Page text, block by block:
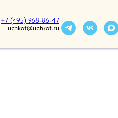
+7 (495) 968-86-47
uchkot@uchkot.ru